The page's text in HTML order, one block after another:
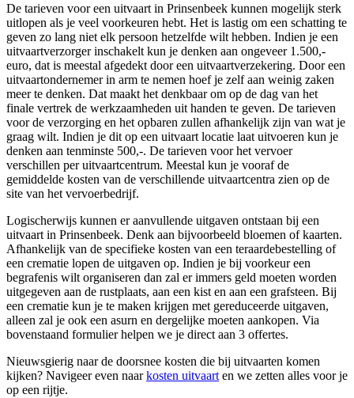
De tarieven voor een uitvaart in Prinsenbeek kunnen mogelijk sterk
uitlopen als je veel voorkeuren hebt. Het is lastig om een schatting te
geven zo lang niet elk persoon hetzelfde wilt hebben. Indien je een
uitvaartverzorger inschakelt kun je denken aan ongeveer 1.500,-
euro, dat is meestal afgedekt door een uitvaartverzekering. Door een
uitvaartondernemer in arm te nemen hoef je zelf aan weinig zaken
meer te denken. Dat maakt het denkbaar om op de dag van het
finale vertrek de werkzaamheden uit handen te geven. De tarieven
voor de verzorging en het opbaren zullen afhankelijk zijn van wat je
graag wilt. Indien je dit op een uitvaart locatie laat uitvoeren kun je
denken aan tenminste 500,-. De tarieven voor het vervoer
verschillen per uitvaartcentrum. Meestal kun je vooraf de
gemiddelde kosten van de verschillende uitvaartcentra zien op de
site van het vervoerbedrijf.
Logischerwijs kunnen er aanvullende uitgaven ontstaan bij een
uitvaart in Prinsenbeek. Denk aan bijvoorbeeld bloemen of kaarten.
Afhankelijk van de specifieke kosten van een teraardebestelling of
een crematie lopen de uitgaven op. Indien je bij voorkeur een
begrafenis wilt organiseren dan zal er immers geld moeten worden
uitgegeven aan de rustplaats, aan een kist en aan een grafsteen. Bij
een crematie kun je te maken krijgen met gereduceerde uitgaven,
alleen zal je ook een asurn en dergelijke moeten aankopen. Via
bovenstaand formulier helpen we je direct aan 3 offertes.
Nieuwsgierig naar de doorsnee kosten die bij uitvaarten komen
kijken? Navigeer even naarkosten uitvaart en we zetten alles voor je
op een rijtje.